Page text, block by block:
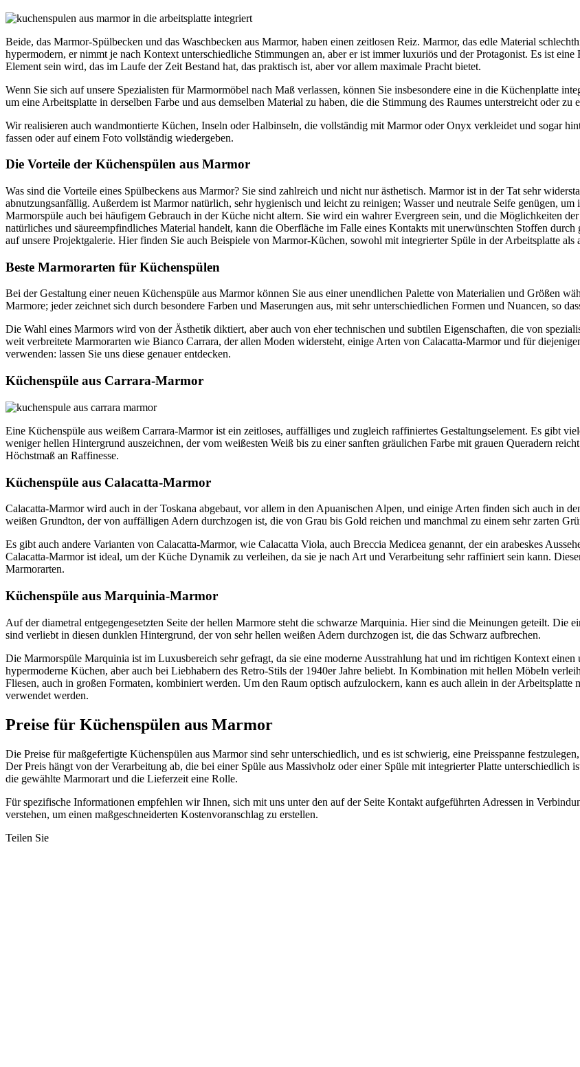
Beide, das Marmor-Spülbecken und das Waschbecken aus Marmor, haben einen zeitlosen Reiz. Marmor, das edle Material
hypermodern, er nimmt je nach Kontext unterschiedliche Stimmungen an, aber er ist immer luxuriös und der Protagonist. Es ist
Element sein wird, das im Laufe der Zeit Bestand hat, das praktisch ist, aber vor allem maximale Pracht bietet.
Wenn Sie sich auf unsere Spezialisten für Marmormöbel nach Maß verlassen, können Sie insbesondere eine in die Küchenplatte
um eine Arbeitsplatte in derselben Farbe und aus demselben Material zu haben, die die Stimmung des Raumes unterstreicht oder zu
Wir realisieren auch wandmontierte Küchen, Inseln oder Halbinseln, die vollständig mit Marmor oder Onyx verkleidet und sogar
fassen oder auf einem Foto vollständig wiedergeben.
Die Vorteile der Küchenspülen aus Marmor
Was sind die Vorteile eines Spülbeckens aus Marmor? Sie sind zahlreich und nicht nur ästhetisch. Marmor ist in der Tat sehr
abnutzungsanfällig. Außerdem ist Marmor natürlich, sehr hygienisch und leicht zu reinigen; Wasser und neutrale Seife genügen,
Marmorspüle auch bei häufigem Gebrauch in der Küche nicht altern. Sie wird ein wahrer Evergreen sein, und die Möglichkeiten
natürliches und säureempfindliches Material handelt, kann die Oberfläche im Falle eines Kontakts mit unerwünschten Stoffen
auf unsere Projektgalerie. Hier finden Sie auch Beispiele von Marmor-Küchen, sowohl mit integrierter Spüle in der Arbeitsplatte
Beste Marmorarten für Küchenspülen
Bei der Gestaltung einer neuen Küchenspüle aus Marmor können Sie aus einer unendlichen Palette von Materialien und Größen
Marmore; jeder zeichnet sich durch besondere Farben und Maserungen aus, mit sehr unterschiedlichen Formen und Nuancen, so
Die Wahl eines Marmors wird von der Ästhetik diktiert, aber auch von eher technischen und subtilen Eigenschaften, die von
weit verbreitete Marmorarten wie Bianco Carrara, der allen Moden widersteht, einige Arten von Calacatta-Marmor und für
verwenden: lassen Sie uns diese genauer entdecken.
Küchenspüle aus Carrara-Marmor
Eine Küchenspüle aus weißem Carrara-Marmor ist ein zeitloses, auffälliges und zugleich raffiniertes Gestaltungselement. Es gibt
weniger hellen Hintergrund auszeichnen, der vom weißesten Weiß bis zu einer sanften gräulichen Farbe mit grauen Queradern
Höchstmaß an Raffinesse.
Küchenspüle aus Calacatta-Marmor
Calacatta-Marmor wird auch in der Toskana abgebaut, vor allem in den Apuanischen Alpen, und einige Arten finden sich auch in
weißen Grundton, der von auffälligen Adern durchzogen ist, die von Grau bis Gold reichen und manchmal zu einem sehr zarten
Es gibt auch andere Varianten von Calacatta-Marmor, wie Calacatta Viola, auch Breccia Medicea genannt, der ein arabeskes
Calacatta-Marmor ist ideal, um der Küche Dynamik zu verleihen, da sie je nach Art und Verarbeitung sehr raffiniert sein kann.
Marmorarten.
Küchenspüle aus Marquinia-Marmor
Auf der diametral entgegengesetzten Seite der hellen Marmore steht die schwarze Marquinia. Hier sind die Meinungen geteilt. Die
sind verliebt in diesen dunklen Hintergrund, der von sehr hellen weißen Adern durchzogen ist, die das Schwarz aufbrechen.
Die Marmorspüle Marquinia ist im Luxusbereich sehr gefragt, da sie eine moderne Ausstrahlung hat und im richtigen Kontext
hypermoderne Küchen, aber auch bei Liebhabern des Retro-Stils der 1940er Jahre beliebt. In Kombination mit hellen Möbeln
Fliesen, auch in großen Formaten, kombiniert werden. Um den Raum optisch aufzulockern, kann es auch allein in der
verwendet werden.
Preise für Küchenspülen aus Marmor
Die Preise für maßgefertigte Küchenspülen aus Marmor sind sehr unterschiedlich, und es ist schwierig, eine Preisspanne
Der Preis hängt von der Verarbeitung ab, die bei einer Spüle aus Massivholz oder einer Spüle mit integrierter Platte
die gewählte Marmorart und die Lieferzeit eine Rolle.
Für spezifische Informationen empfehlen wir Ihnen, sich mit uns unter den auf der Seite Kontakt aufgeführten Adressen in
verstehen, um einen maßgeschneiderten Kostenvoranschlag zu erstellen.
Teilen Sie